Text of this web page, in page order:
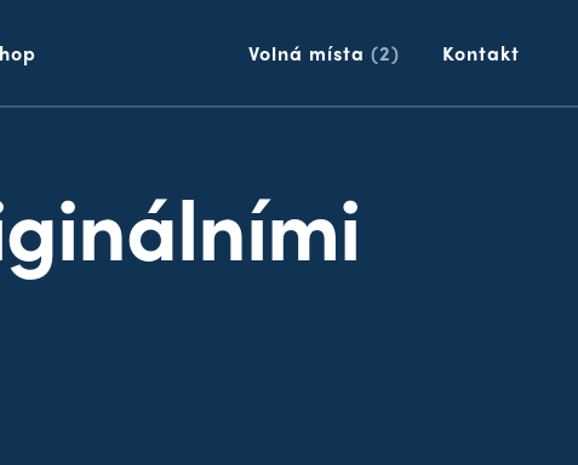
Volná místa (2) Kontakt